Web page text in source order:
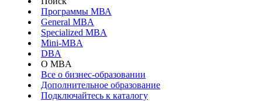
Программы МВА
General MBA
Specialized MBA
Mini-MBA
DBA
О MBA
Все о бизнес-образовании
Дополнительное образование
Подключайтесь к каталогу